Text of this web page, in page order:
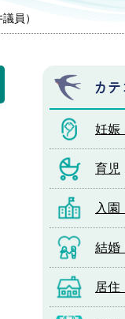
員）
カ
妊娠
育児
入園
結婚
居住